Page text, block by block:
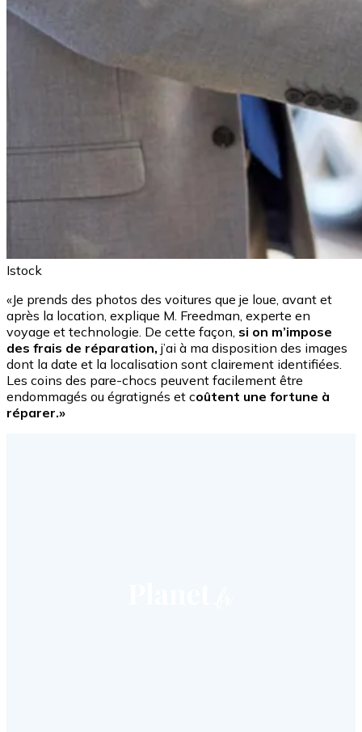
Istock
«Je prends des photos des voitures que je loue, avant et
après la location, explique M. Freedman, experte en
voyage et technologie. De cette façon, si on m’impose
des frais de réparation, j’ai à ma disposition des images
dont la date et la localisation sont clairement identifiées.
Les coins des pare-chocs peuvent facilement être
endommagés ou égratignés et coûtent une fortune à
réparer.»